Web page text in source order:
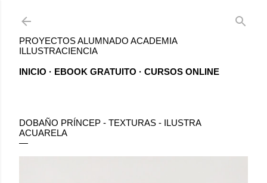
PROYECTOS ALUMNADO ACADEMIA
ILLUSTRACIENCIA
INICIO EBOOK GRATUITO CURSOS ONLINE
DOBAÑO PRÍNCEP - TEXTURAS - ILUSTRA
ACUARELA